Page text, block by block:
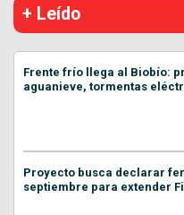
+ Leído
Frente frío llega al Biobío:
aguanieve, tormentas
Proyecto busca declarar
septiembre para extender